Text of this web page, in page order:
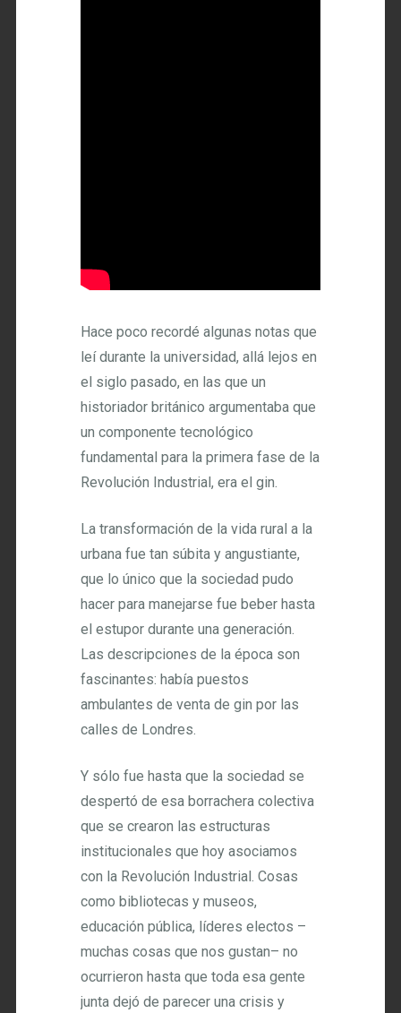
Hace poco recordé algunas notas que
leí durante la universidad, allá lejos en
el siglo pasado, en las que un
historiador británico argumentaba que
un componente tecnológico
fundamental para la primera fase de la
Revolución Industrial, era el gin.
La transformación de la vida rural a la
urbana fue tan súbita y angustiante,
que lo único que la sociedad pudo
hacer para manejarse fue beber hasta
el estupor durante una generación.
Las descripciones de la época son
fascinantes: había puestos
ambulantes de venta de gin por las
calles de Londres.
Y sólo fue hasta que la sociedad se
despertó de esa borrachera colectiva
que se crearon las estructuras
institucionales que hoy asociamos
con la Revolución Industrial. Cosas
como bibliotecas y museos,
educación pública, líderes electos –
muchas cosas que nos gustan– no
ocurrieron hasta que toda esa gente
junta dejó de parecer una crisis y